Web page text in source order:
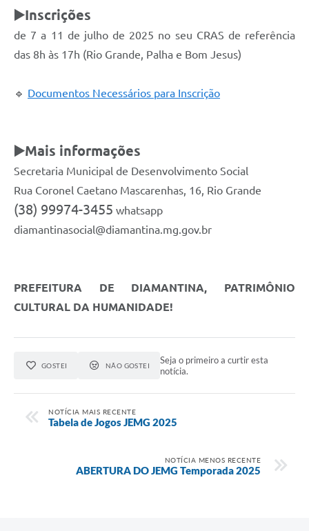
▶️Inscrições
de 7 a 11 de julho de 2025 no seu CRAS de referência
das 8h às 17h (Rio Grande, Palha e Bom Jesus)
🔹 Documentos Necessários para Inscrição
▶️Mais informações
Secretaria Municipal de Desenvolvimento Social
Rua Coronel Caetano Mascarenhas, 16, Rio Grande
(38) 99974-3455 whatsapp
diamantinasocial@diamantina.mg.gov.br
PREFEITURA DE DIAMANTINA, PATRIMÔNIO
CULTURAL DA HUMANIDADE!
GOSTEI NÃO GOSTEI
Seja o primeiro a curtir esta
notícia.
NOTÍCIA MAIS RECENTE
Tabela de Jogos JEMG 2025
NOTÍCIA MENOS RECENTE
ABERTURA DO JEMG Temporada 2025